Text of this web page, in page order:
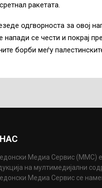
ракетата.
одгворноста за овој
се чести и покрај
борби меѓу
Медиа Сервис (ММС) е
на мултимедијални
Медиа Сервис се